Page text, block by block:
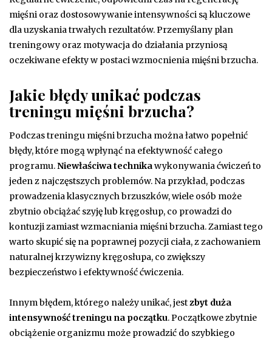
mięśni oraz dostosowywanie intensywności są kluczowe
dla uzyskania trwałych rezultatów. Przemyślany plan
treningowy oraz motywacja do działania przyniosą
oczekiwane efekty w postaci wzmocnienia mięśni brzucha.
Jakie błędy unikać podczas
treningu mięśni brzucha?
Podczas treningu mięśni brzucha można łatwo popełnić
błędy, które mogą wpłynąć na efektywność całego
programu.Niewłaściwa technikawykonywania ćwiczeń to
jeden z najczęstszych problemów. Na przykład, podczas
prowadzenia klasycznych brzuszków, wiele osób może
zbytnio obciążać szyję lub kręgosłup, co prowadzi do
kontuzji zamiast wzmacniania mięśni brzucha. Zamiast tego
warto skupić się na poprawnej pozycji ciała, z zachowaniem
naturalnej krzywizny kręgosłupa, co zwiększy
bezpieczeństwo i efektywność ćwiczenia.
Innym błędem, którego należy unikać, jestzbyt duża
intensywność treningu na początku. Początkowe zbytnie
obciążenie organizmu może prowadzić do szybkiego